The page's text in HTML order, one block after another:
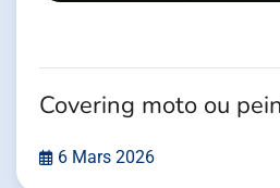
Covering moto ou
6 Mars 2026